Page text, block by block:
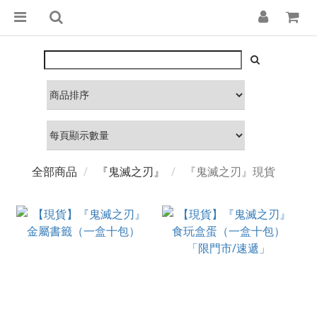
全部商品 『鬼滅之刃』 『鬼滅之刃』現貨